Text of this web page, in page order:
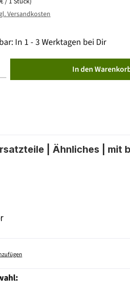
Versandkosten
In 1 - 3 Werktagen bei Dir
In den
| Ähnliches | mit